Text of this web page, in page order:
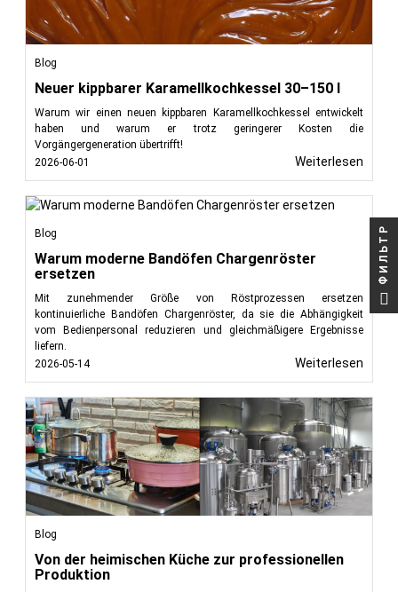
Blog
Neuer kippbarer Karamellkochkessel 30–150 l
Warum wir einen neuen kippbaren Karamellkochkessel entwickelt
haben und warum er trotz geringerer Kosten die
Vorgängergeneration übertrifft!
2026-06-01
Weiterlesen
Blog
Warum moderne Bandöfen Chargenröster
ersetzen
Mit zunehmender Größe von Röstprozessen ersetzen
kontinuierliche Bandöfen Chargenröster, da sie die Abhängigkeit
vom Bedienpersonal reduzieren und gleichmäßigere Ergebnisse
liefern.
2026-05-14
Weiterlesen
Blog
Von der heimischen Küche zur professionellen
Produktion
ФИЛЬТР